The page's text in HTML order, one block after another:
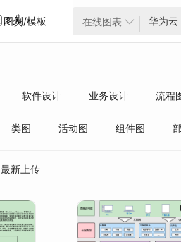
图例/模板 在线图表 
软件设计 业务设计
流程
类图 活动图 组件图
数据结构与算法
最新上传